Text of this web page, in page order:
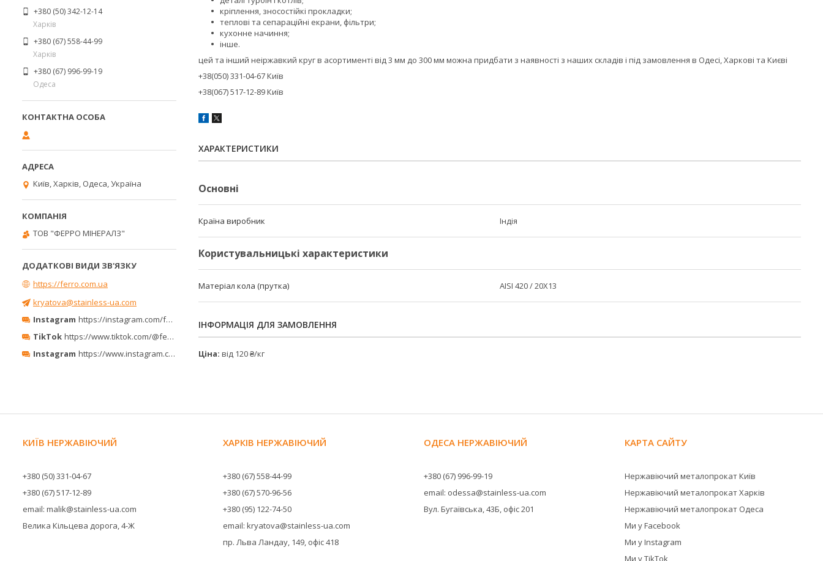
кріплення, зносостійкі прокладки;
теплові та сепараційні екрани, фільтри;
кухонне начиння;
інше.
цей та інший неіржавкий круг в асортименті від 3 мм до 300 мм можна придбати з наявності з наших складів і під замовлення в Одесі, Харкові та Києві
+38(050) 331-04-67 Київ
+38(067) 517-12-89 Київ
ХАРАКТЕРИСТИКИ
Основні
Країна виробник Індія
Користувальницькі характеристики
Матеріал кола (прутка) AISI 420 / 20X13
ІНФОРМАЦІЯ ДЛЯ ЗАМОВЛЕННЯ
Ціна: від 120 ₴/кг
+380 (50) 342-12-14
Харків
+380 (67) 558-44-99
Харків
+380 (67) 996-99-19
Одеса
Київ, Харків, Одеса, Україна
ТОВ "ФЕРРО МІНЕРАЛЗ"
https://ferro.com.ua
kryatova@stainless-ua.com
Instagram https://instagram.com/ferro_minerals/
TikTok https://www.tiktok.com/@ferrominerals
Instagram https://www.instagram.com/ferrominerals_kyiv/
КИЇВ НЕРЖАВІЮЧИЙ
+380 (50) 331-04-67
+380 (67) 517-12-89
email: malik@stainless-ua.com
Велика Кільцева дорога, 4-Ж
ХАРКІВ НЕРЖАВІЮЧИЙ
+380 (67) 558-44-99
+380 (67) 570-96-56
+380 (95) 122-74-50
email: kryatova@stainless-ua.com
пр. Льва Ландау, 149, офіс 418
ОДЕСА НЕРЖАВІЮЧИЙ
+380 (67) 996-99-19
email: odessa@stainless-ua.com
Вул. Бугаївська, 43Б, офіс 201
КАРТА САЙТУ
Нержавіючий металопрокат Київ
Нержавіючий металопрокат Харків
Нержавіючий металопрокат Одеса
Ми у Facebook
Ми у Instagram
Ми у TikTok